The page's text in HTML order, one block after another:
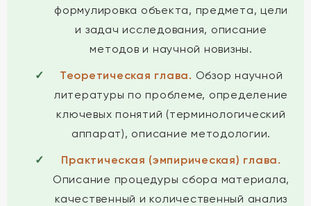
формулировка объекта, предмета, цели
и задач исследования, описание
методов и научной новизны.
Теоретическая глава. Обзор научной
литературы по проблеме, определение
ключевых понятий (терминологический
аппарат), описание методологии.
Практическая (эмпирическая) глава.
Описание процедуры сбора материала,
качественный и количественный анализ